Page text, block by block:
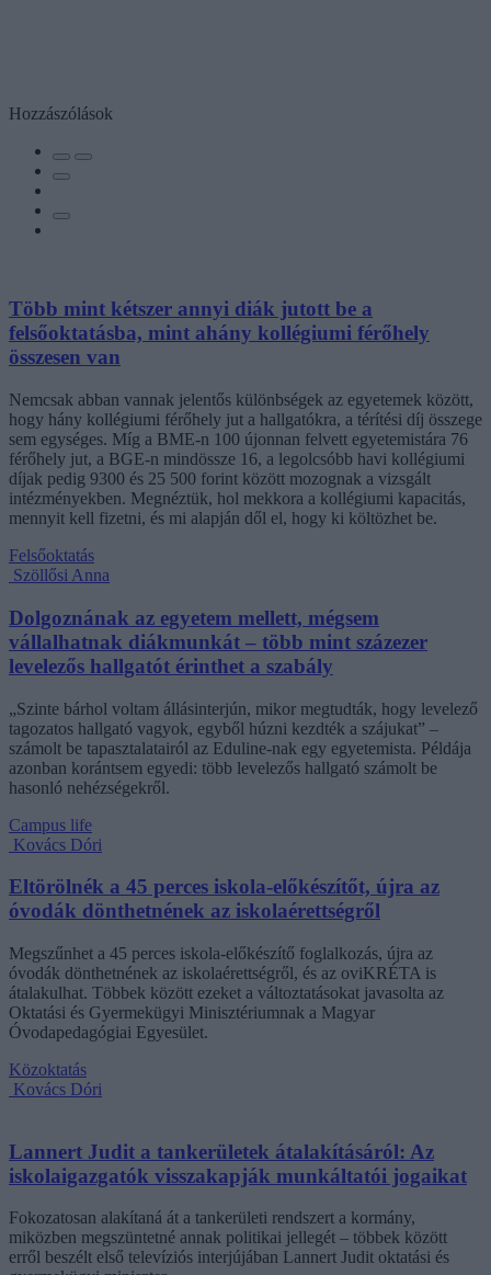
Hozzászólások
Több mint kétszer annyi diák jutott be a
felsőoktatásba, mint ahány kollégiumi férőhely
összesen van
Nemcsak abban vannak jelentős különbségek az egyetemek között,
hogy hány kollégiumi férőhely jut a hallgatókra, a térítési díj összege
sem egységes. Míg a BME-n 100 újonnan felvett egyetemistára 76
férőhely jut, a BGE-n mindössze 16, a legolcsóbb havi kollégiumi
díjak pedig 9300 és 25 500 forint között mozognak a vizsgált
intézményekben. Megnéztük, hol mekkora a kollégiumi kapacitás,
mennyit kell fizetni, és mi alapján dől el, hogy ki költözhet be.
Felsőoktatás
Szöllősi Anna
Dolgoznának az egyetem mellett, mégsem
vállalhatnak diákmunkát – több mint százezer
levelezős hallgatót érinthet a szabály
„Szinte bárhol voltam állásinterjún, mikor megtudták, hogy levelező
tagozatos hallgató vagyok, egyből húzni kezdték a szájukat” –
számolt be tapasztalatairól az Eduline-nak egy egyetemista. Példája
azonban korántsem egyedi: több levelezős hallgató számolt be
hasonló nehézségekről.
Campus life
Kovács Dóri
Eltörölnék a 45 perces iskola-előkészítőt, újra az
óvodák dönthetnének az iskolaérettségről
Megszűnhet a 45 perces iskola-előkészítő foglalkozás, újra az
óvodák dönthetnének az iskolaérettségről, és az oviKRÉTA is
átalakulhat. Többek között ezeket a változtatásokat javasolta az
Oktatási és Gyermekügyi Minisztériumnak a Magyar
Óvodapedagógiai Egyesület.
Közoktatás
Kovács Dóri
Lannert Judit a tankerületek átalakításáról: Az
iskolaigazgatók visszakapják munkáltatói jogaikat
Fokozatosan alakítaná át a tankerületi rendszert a kormány,
miközben megszüntetné annak politikai jellegét – többek között
erről beszélt első televíziós interjújában Lannert Judit oktatási és